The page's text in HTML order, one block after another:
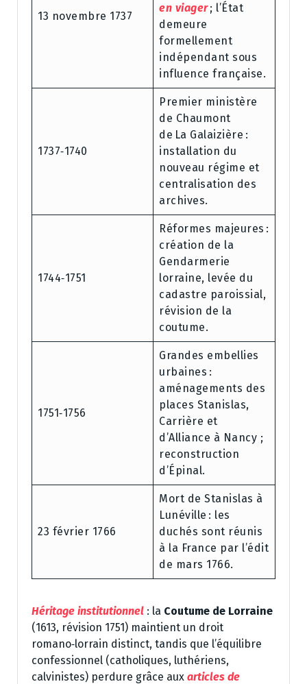
13 novembre 1737
en viager; l’État
demeure
formellement
indépendant sous
influ­ence française.
1737‑1740
Premier ministère
de Chaumont
de La Galaizière :
installation du
nouveau régime et
centralisation des
archives.
1744‑1751
Réformes majeures :
création de la
Gendarmerie
lorraine, levée du
cadastre paroissial,
révision de la
coutume.
1751‑1756
Grandes embellies
urbaines :
aménagements des
places Stanislas,
Carrière et
d’Alliance à Nancy ;
reconstruction
d’Épinal.
23 février 1766
Mort de Stanislas à
Lunéville : les
duchés sont réunis
à la France par l’édit
de mars 1766.
Héritage institutionnel : la Coutume de Lorraine
(1613, révision 1751) maintient un droit
romano‑lorrain distinct, tandis que l’équilibre
confessionnel (catholiques, luthériens,
calvinistes) perdure grâce aux articles de